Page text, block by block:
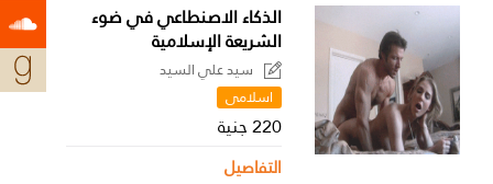
الذكاء الاصنطاعي في ضوء
الشريعة الإسلامية
سيد علي السيد
اسلامى
220 جنية
التفاصيل